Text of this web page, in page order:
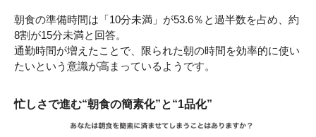
朝食の準備時間は「10分未満」が53.6％と過半数を占め、約
8割が15分未満と回答。
通勤時間が増えたことで、限られた朝の時間を効率的に使い
たいという意識が高まっているようです。
忙しさで進む“朝食の簡素化”と“1品化”